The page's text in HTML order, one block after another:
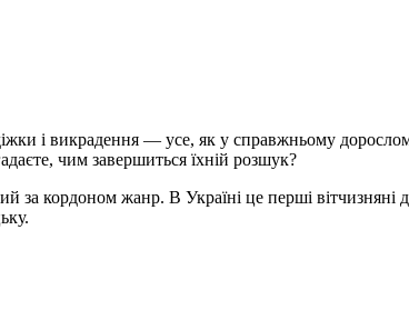
і викрадення — усе, як у справжньому
чим завершиться їхній розшук?
кордоном жанр. В Україні це перші вітчизняні